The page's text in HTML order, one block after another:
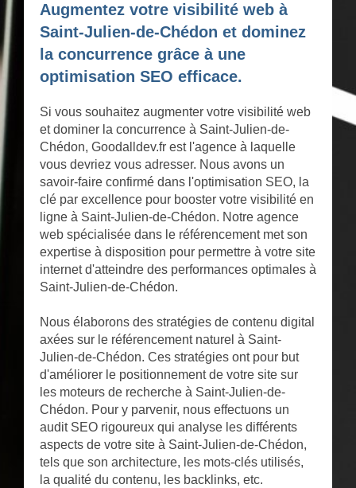
Augmentez votre visibilité web à
Saint-Julien-de-Chédon et dominez
la concurrence grâce à une
optimisation SEO efficace.
Si vous souhaitez augmenter votre visibilité web
et dominer la concurrence à Saint-Julien-de-
Chédon, Goodalldev.fr est l'agence à laquelle
vous devriez vous adresser. Nous avons un
savoir-faire confirmé dans l'optimisation SEO, la
clé par excellence pour booster votre visibilité en
ligne à Saint-Julien-de-Chédon. Notre agence
web spécialisée dans le référencement met son
expertise à disposition pour permettre à votre site
internet d'atteindre des performances optimales à
Saint-Julien-de-Chédon.
Nous élaborons des stratégies de contenu digital
axées sur le référencement naturel à Saint-
Julien-de-Chédon. Ces stratégies ont pour but
d'améliorer le positionnement de votre site sur
les moteurs de recherche à Saint-Julien-de-
Chédon. Pour y parvenir, nous effectuons un
audit SEO rigoureux qui analyse les différents
aspects de votre site à Saint-Julien-de-Chédon,
tels que son architecture, les mots-clés utilisés,
la qualité du contenu, les backlinks, etc.